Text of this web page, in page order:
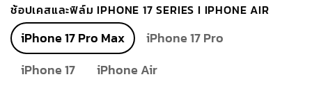
ช้อปเคสและฟิล์ม IPHONE 17 SERIES I IPHONE AIR
iPhone 17 Pro Max
iPhone 17 Pro
iPhone 17
iPhone Air